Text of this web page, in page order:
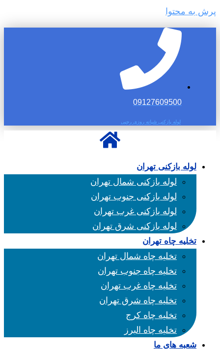
پرش به محتوا
09127609500
لوله بازکنی شبانه روزی رجبی
لوله بازکنی تهران
لوله بازکنی شمال تهران
لوله بازکنی جنوب تهران
لوله بازکنی غرب تهران
لوله بازکنی شرق تهران
تخلیه چاه تهران
تخلیه چاه شمال تهران
تخلیه چاه جنوب تهران
تخلیه چاه غرب تهران
تخلیه چاه شرق تهران
تخلیه چاه کرج
تخلیه چاه البرز
شعبه های ما